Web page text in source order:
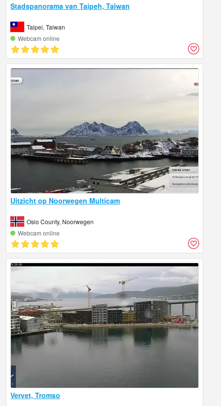
Stadspanorama van Taipeh, Taiwan
Taipei, Taiwan
Webcam online
Uitzicht op Noorwegen Multicam
Oslo County, Noorwegen
Webcam online
Vervet, Tromso